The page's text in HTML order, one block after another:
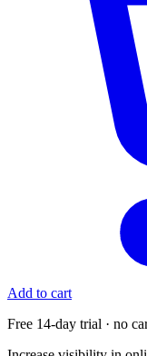
Add to cart
Free 14-day trial · no